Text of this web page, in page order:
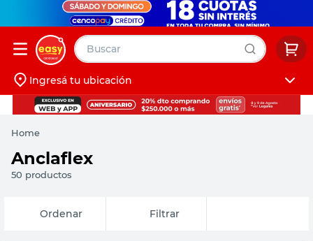
Buscar
Iniciá sesión
Ingresá tu ubicación
Home
Anclaflex
50 productos
Fecha de
release
Filtrar
muebles
pintura
escritorio
puertas